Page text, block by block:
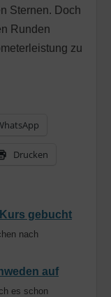
Sternen. Doch
Runden
zu
Drucken
gebucht
nach
auf
es schon